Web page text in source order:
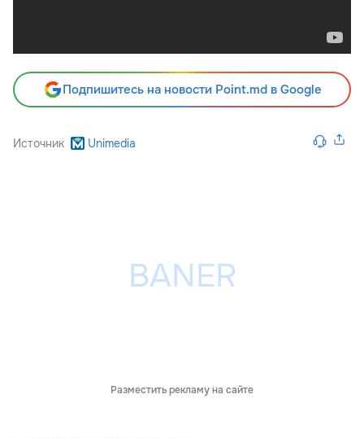
Подпишитесь на новости Point.md в Google
Источник Unimedia
Разместить рекламу на сайте